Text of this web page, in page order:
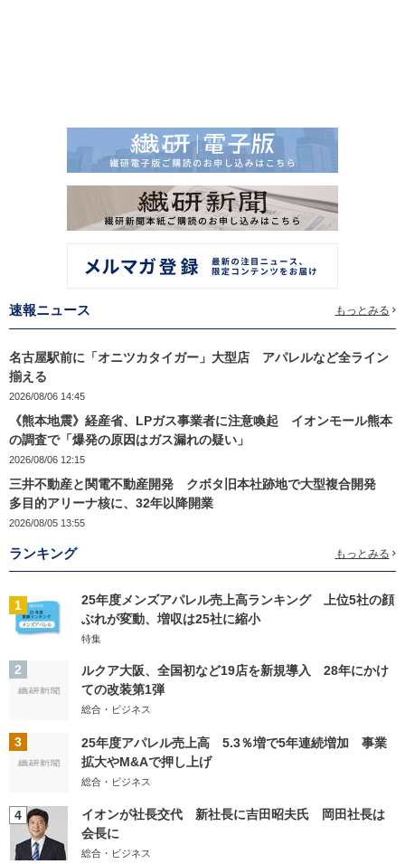
速報ニュース もっとみる
名古屋駅前に「オニツカタイガー」大型店 アパレルなど全ライン
揃える
2026/08/06 14:45
《熊本地震》経産省、LPガス事業者に注意喚起 イオンモール熊本
の調査で「爆発の原因はガス漏れの疑い」
2026/08/06 12:15
三井不動産と関電不動産開発 クボタ旧本社跡地で大型複合開発
多目的アリーナ核に、32年以降開業
2026/08/05 13:55
ランキング もっとみる
1
25年度メンズアパレル売上高ランキング 上位5社の顔
ぶれが変動、増収は25社に縮小
特集
2
ルクア大阪、全国初など19店を新規導入 28年にかけ
ての改装第1弾
総合・ビジネス
3
25年度アパレル売上高 5.3％増で5年連続増加 事業
拡大やM&Aで押し上げ
総合・ビジネス
4
イオンが社長交代 新社長に吉田昭夫氏 岡田社長は
会長に
総合・ビジネス